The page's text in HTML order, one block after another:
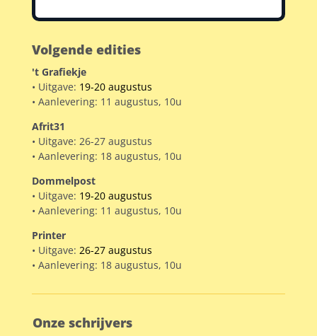
Volgende edities
't Grafiekje
• Uitgave: 19-20 augustus
• Aanlevering: 11 augustus, 10u
Afrit31
• Uitgave: 26-27 augustus
• Aanlevering: 18 augustus, 10u
Dommelpost
• Uitgave: 19-20 augustus
• Aanlevering: 11 augustus, 10u
Printer
• Uitgave: 26-27 augustus
• Aanlevering: 18 augustus, 10u
Onze schrijvers